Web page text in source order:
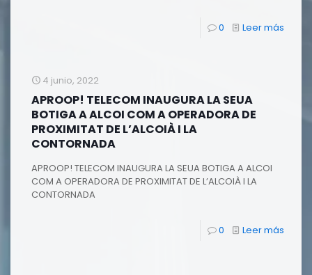
0 Leer más
4 junio, 2022
APROOP! TELECOM INAUGURA LA SEUA
BOTIGA A ALCOI COM A OPERADORA DE
PROXIMITAT DE L’ALCOIÀ I LA
CONTORNADA
APROOP! TELECOM INAUGURA LA SEUA BOTIGA A ALCOI
COM A OPERADORA DE PROXIMITAT DE L’ALCOIÀ I LA
CONTORNADA
0 Leer más